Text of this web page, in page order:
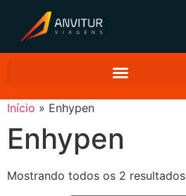
Início » Enhypen
Enhypen
Mostrando todos os 2 resultados